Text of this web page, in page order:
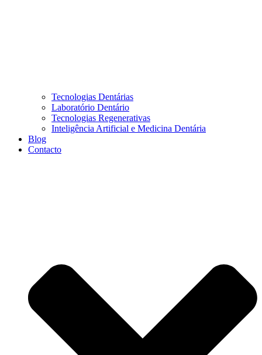
Tecnologias Dentárias
Laboratório Dentário
Tecnologias Regenerativas
Inteligência Artificial e Medicina Dentária
Blog
Contacto